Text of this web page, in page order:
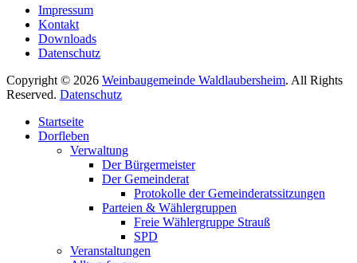
Impressum
Kontakt
Downloads
Datenschutz
Copyright © 2026 Weinbaugemeinde Waldlaubersheim. All Rights
Reserved. Datenschutz
oben
scrollen
Startseite
Dorfleben
Verwaltung
Der Bürgermeister
Der Gemeinderat
Protokolle der Gemeinderatssitzungen
Parteien & Wählergruppen
Freie Wählergruppe Strauß
SPD
Veranstaltungen